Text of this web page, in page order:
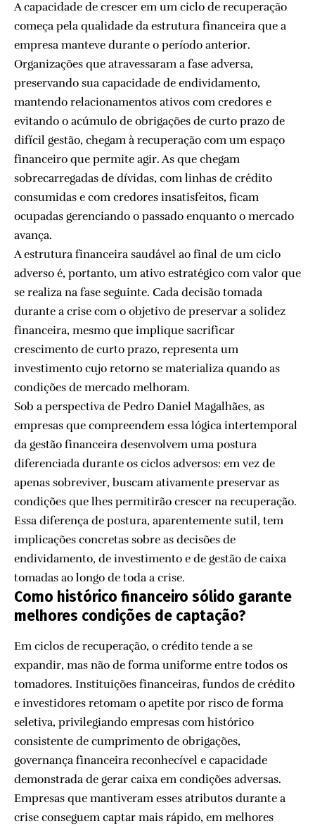
A capacidade de crescer em um ciclo de recuperação
começa pela qualidade da estrutura financeira que a
empresa manteve durante o período anterior.
Organizações que atravessaram a fase adversa,
preservando sua capacidade de endividamento,
mantendo relacionamentos ativos com credores e
evitando o acúmulo de obrigações de curto prazo de
difícil gestão, chegam à recuperação com um espaço
financeiro que permite agir. As que chegam
sobrecarregadas de dívidas, com linhas de crédito
consumidas e com credores insatisfeitos, ficam
ocupadas gerenciando o passado enquanto o mercado
avança.
A estrutura financeira saudável ao final de um ciclo
adverso é, portanto, um ativo estratégico com valor que
se realiza na fase seguinte. Cada decisão tomada
durante a crise com o objetivo de preservar a solidez
financeira, mesmo que implique sacrificar
crescimento de curto prazo, representa um
investimento cujo retorno se materializa quando as
condições de mercado melhoram.
Sob a perspectiva de Pedro Daniel Magalhães, as
empresas que compreendem essa lógica intertemporal
da gestão financeira desenvolvem uma postura
diferenciada durante os ciclos adversos: em vez de
apenas sobreviver, buscam ativamente preservar as
condições que lhes permitirão crescer na recuperação.
Essa diferença de postura, aparentemente sutil, tem
implicações concretas sobre as decisões de
endividamento, de investimento e de gestão de caixa
tomadas ao longo de toda a crise.
Como histórico financeiro sólido garante
melhores condições de captação?
Em ciclos de recuperação, o crédito tende a se
expandir, mas não de forma uniforme entre todos os
tomadores. Instituições financeiras, fundos de crédito
e investidores retomam o apetite por risco de forma
seletiva, privilegiando empresas com histórico
consistente de cumprimento de obrigações,
governança financeira reconhecível e capacidade
demonstrada de gerar caixa em condições adversas.
Empresas que mantiveram esses atributos durante a
crise conseguem captar mais rápido, em melhores